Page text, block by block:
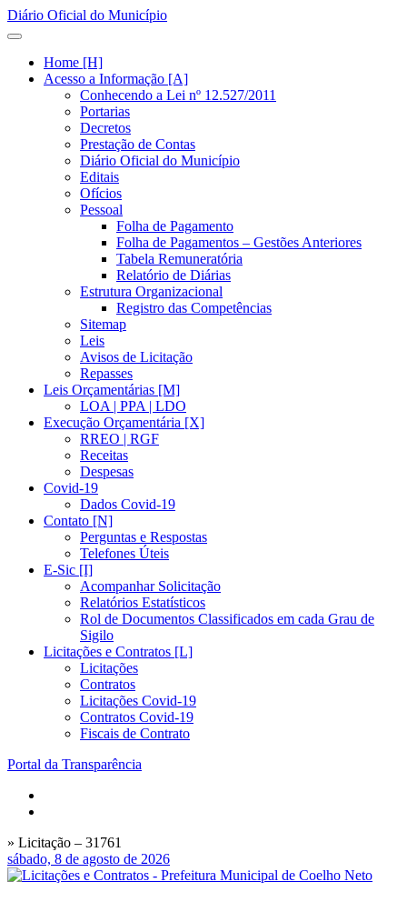
Diário Oficial do Município
Home [H]
Acesso a Informação [A]
Conhecendo a Lei nº 12.527/2011
Portarias
Decretos
Prestação de Contas
Diário Oficial do Município
Editais
Ofícios
Pessoal
Folha de Pagamento
Folha de Pagamentos – Gestões Anteriores
Tabela Remuneratória
Relatório de Diárias
Estrutura Organizacional
Registro das Competências
Sitemap
Leis
Avisos de Licitação
Repasses
Leis Orçamentárias [M]
LOA | PPA | LDO
Execução Orçamentária [X]
RREO | RGF
Receitas
Despesas
Covid-19
Dados Covid-19
Contato [N]
Perguntas e Respostas
Telefones Úteis
E-Sic [I]
Acompanhar Solicitação
Relatórios Estatísticos
Rol de Documentos Classificados em cada Grau de
Sigilo
Licitações e Contratos [L]
Licitações
Contratos
Licitações Covid-19
Contratos Covid-19
Fiscais de Contrato
Portal da Transparência
» Licitação – 31761
sábado, 8 de agosto de 2026